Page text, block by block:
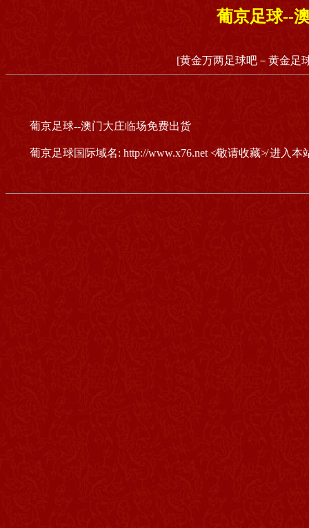
葡京足球--
[黄金万两足球吧－黄金足
葡京足球--澳门大庄临场免费出货
葡京足球国际域名: http://www.x76.net ≮敬请收藏≯ 进入本